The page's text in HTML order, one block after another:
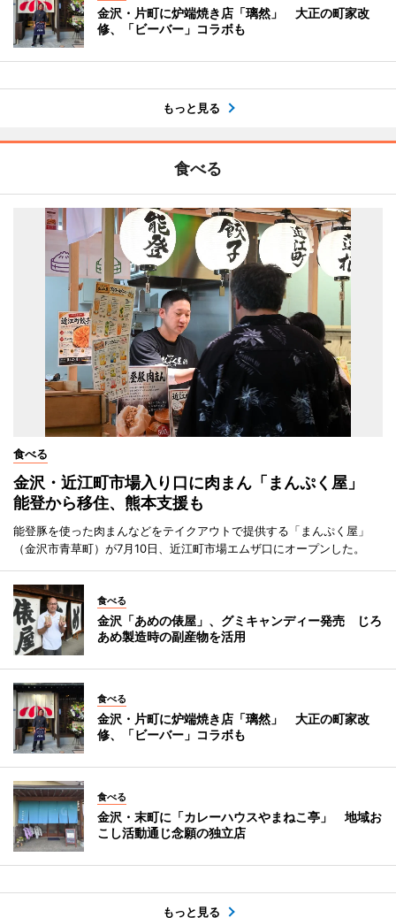
金沢・片町に炉端焼き店「璃然」 大正の町家改
修、「ビーバー」コラボも
もっと見る
食べる
食べる
金沢・近江町市場入り口に肉まん「まんぷく屋」
能登から移住、熊本支援も
能登豚を使った肉まんなどをテイクアウトで提供する「まんぷく屋」
（金沢市青草町）が7月10日、近江町市場エムザ口にオープンした。
食べる
金沢「あめの俵屋」、グミキャンディー発売 じろ
あめ製造時の副産物を活用
食べる
金沢・片町に炉端焼き店「璃然」 大正の町家改
修、「ビーバー」コラボも
食べる
金沢・末町に「カレーハウスやまねこ亭」 地域お
こし活動通じ念願の独立店
もっと見る